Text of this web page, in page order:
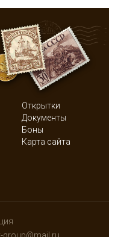
Открытки
Документы
Боны
Карта сайта